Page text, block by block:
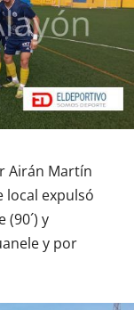
Airán Martín
local expulsó
y
y por